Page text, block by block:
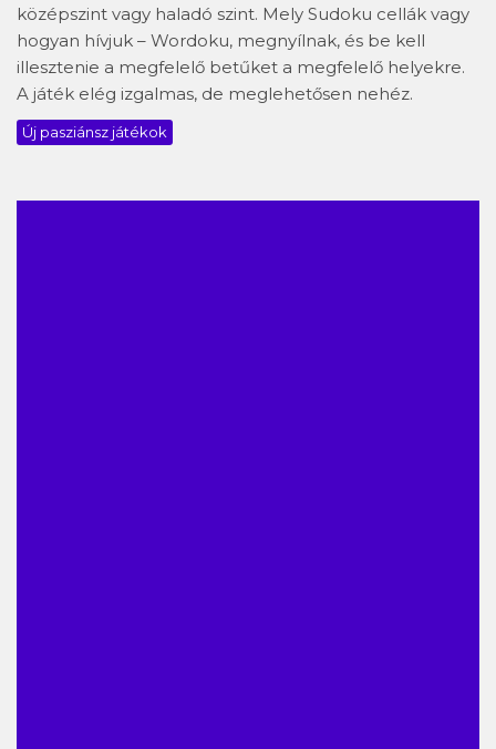
középszint vagy haladó szint. Mely Sudoku cellák vagy
hogyan hívjuk – Wordoku, megnyílnak, és be kell
illesztenie a megfelelő betűket a megfelelő helyekre.
A játék elég izgalmas, de meglehetősen nehéz.
Új pasziánsz játékok